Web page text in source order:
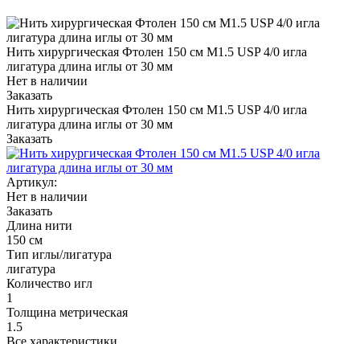
Нить хирургическая Фтолен 150 см М1.5 USP 4/0 игла
лигатура длина иглы от 30 мм
Нет в наличии
Заказать
Нить хирургическая Фтолен 150 см М1.5 USP 4/0 игла
лигатура длина иглы от 30 мм
Заказать
Артикул:
Нет в наличии
Заказать
Длина нити
150 см
Тип иглы/лигатура
лигатура
Количество игл
1
Толщина метрическая
1.5
Все характеристики